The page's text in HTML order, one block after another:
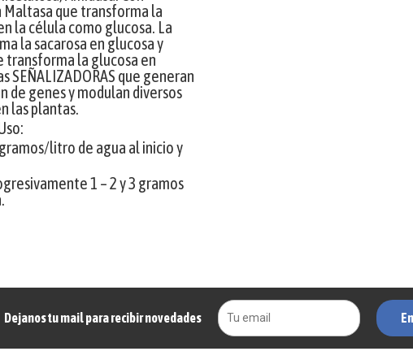
que transforma la
la célula como glucosa. La
la sacarosa en glucosa y
transforma la glucosa en
SEÑALIZADORAS que generan
de genes y modulan diversos
las plantas.
litro de agua al inicio y
1 – 2 y 3 gramos
Dejanos tu mail para recibir novedades